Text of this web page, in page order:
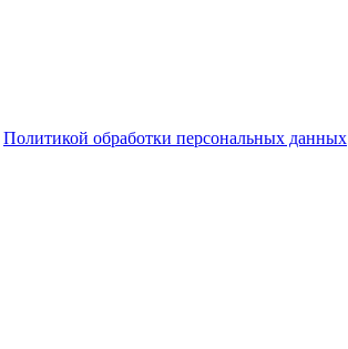
Политикой обработки персональных данных